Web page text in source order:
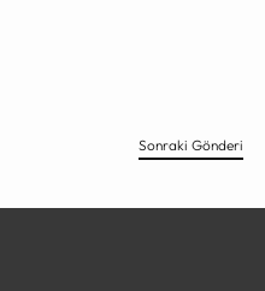
Sonraki Gönderi